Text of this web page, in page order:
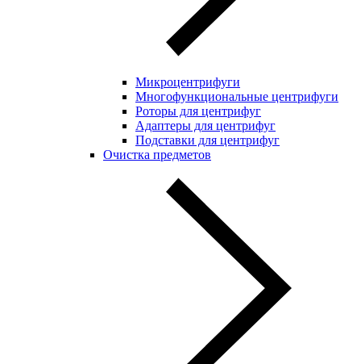
Микроцентрифуги
Многофункциональные центрифуги
Роторы для центрифуг
Адаптеры для центрифуг
Подставки для центрифуг
Очистка предметов